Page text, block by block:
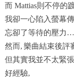
而 Mattias則不停的
我卻一心陷入螢幕
忘卻了等待的壓力…
然而, 樂曲結束後評
但其實我並不太緊
好經驗,